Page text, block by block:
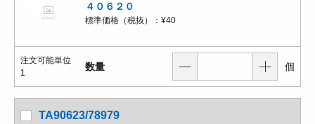
４０６２０
標準価格（税抜）： ¥40
注文可能単位
1
数量 個
TA90623/78979